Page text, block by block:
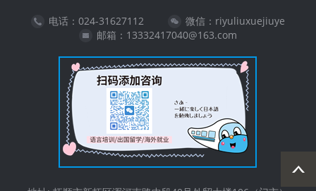
电话：024-31627112
微信：riyuliuxuejiuye
邮箱：13332417040@163.com